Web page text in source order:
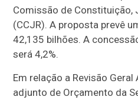
Comissão de Constituição,
(CCJR). A proposta prevê
42,135 bilhões. A
será 4,2%.
Em relação a Revisão
adjunto de Orçamento da